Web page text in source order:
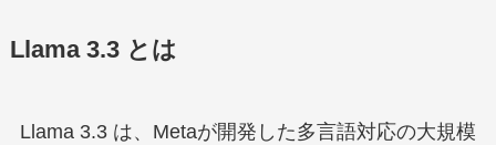
Llama 3.3 とは
Llama 3.3 は、Metaが開発した多言語対応の大規模